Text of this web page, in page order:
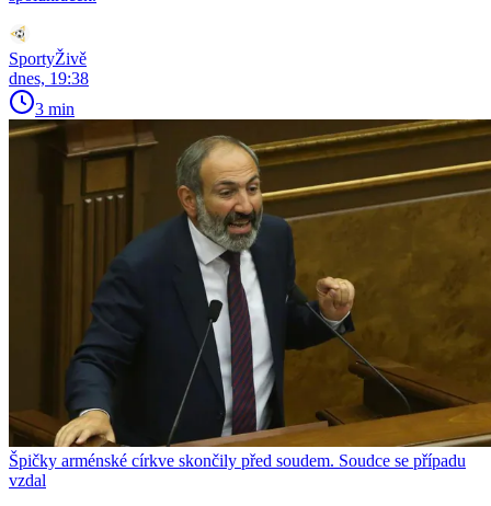
SportyŽivě
dnes, 19:38
3 min
Špičky arménské církve skončily před soudem. Soudce se případu
vzdal